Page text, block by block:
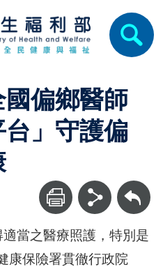
偏鄉醫師
」守護偏
回上一頁
當之醫療照護，特別是
康保險署貫徹行政院